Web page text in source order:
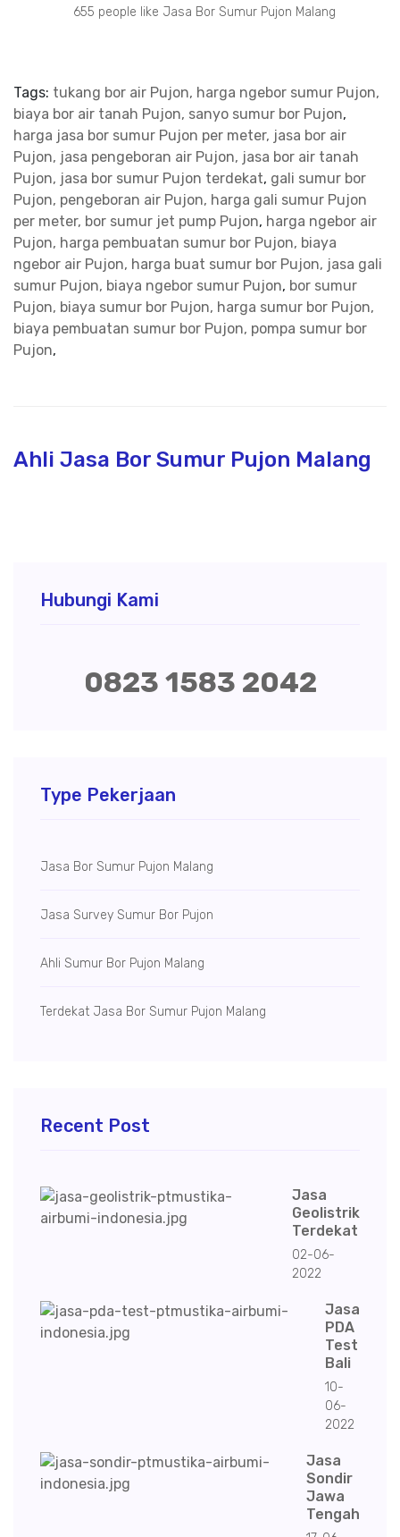
655 people like Jasa Bor Sumur Pujon Malang
Tags: tukang bor air Pujon, harga ngebor sumur Pujon,
biaya bor air tanah Pujon, sanyo sumur bor Pujon,
harga jasa bor sumur Pujon per meter, jasa bor air
Pujon, jasa pengeboran air Pujon, jasa bor air tanah
Pujon, jasa bor sumur Pujon terdekat, gali sumur bor
Pujon, pengeboran air Pujon, harga gali sumur Pujon
per meter, bor sumur jet pump Pujon, harga ngebor air
Pujon, harga pembuatan sumur bor Pujon, biaya
ngebor air Pujon, harga buat sumur bor Pujon, jasa gali
sumur Pujon, biaya ngebor sumur Pujon, bor sumur
Pujon, biaya sumur bor Pujon, harga sumur bor Pujon,
biaya pembuatan sumur bor Pujon, pompa sumur bor
Pujon,
Ahli Jasa Bor Sumur Pujon Malang
Hubungi Kami
0823 1583 2042
Type Pekerjaan
Jasa Bor Sumur Pujon Malang
Jasa Survey Sumur Bor Pujon
Ahli Sumur Bor Pujon Malang
Terdekat Jasa Bor Sumur Pujon Malang
Recent Post
Jasa
Geolistrik
Terdekat
02-06-
2022
Jasa
PDA
Test
Bali
10-
06-
2022
Jasa
Sondir
Jawa
Tengah